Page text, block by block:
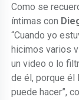
Como se
íntimas con
“Cuando yo
hicimos varios
un video o lo
de él, porque
puede hacer”,